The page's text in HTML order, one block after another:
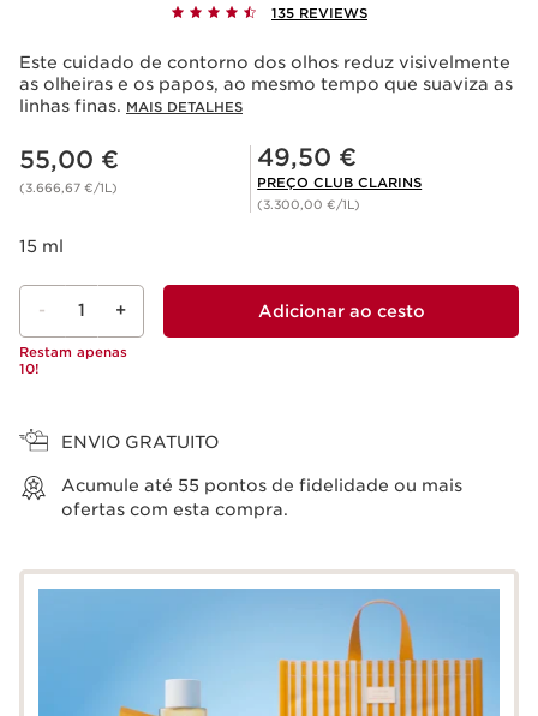
135 REVIEWS
Este cuidado de contorno dos olhos reduz visivelmente
as olheiras e os papos, ao mesmo tempo que suaviza as
linhas finas. MAIS DETALHES
Preço atual 55,00 €
55,00 €
(3.666,67 €/1L)
Preço Club Clarins 49,50 €
49,50 €
PREÇO CLUB CLARINS
(3.300,00 €/1L)
15 ml
- 1 +
Restam apenas
10!
Adicionar ao cesto
ENVIO GRATUITO
Acumule até 55 pontos de fidelidade ou mais
ofertas com esta compra.